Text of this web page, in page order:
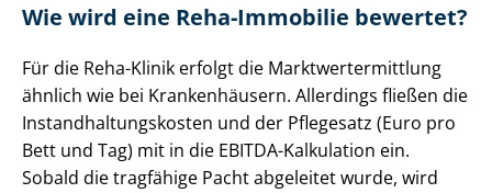
Wie wird eine Reha-Immobilie bewertet?
Für die Reha-Klinik erfolgt die Markt­wert­ermitt­lung
ähnlich wie bei Krankenhäusern. Allerdings fließen die
In­stand­hal­tungs­kos­ten und der Pflegesatz (Euro pro
Bett und Tag) mit in die EBITDA-Kalkulation ein.
Sobald die tragfähige Pacht abgeleitet wurde, wird